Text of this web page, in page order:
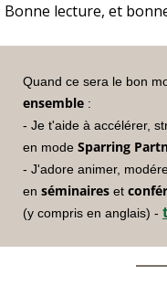
Bonne lecture, et
Quand ce sera le bon
ensemble :
- Je t'aide à accélérer,
en mode Sparring
- J'adore animer,
en séminaires et
(y compris en anglais) -